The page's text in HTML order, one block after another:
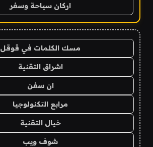
اركان سياحة وسفر
مسك الكلمات في قوقل
اشراق التقنية
ان سفن
مرابع التكنولوجيا
خيال التقنية
شوف ويب